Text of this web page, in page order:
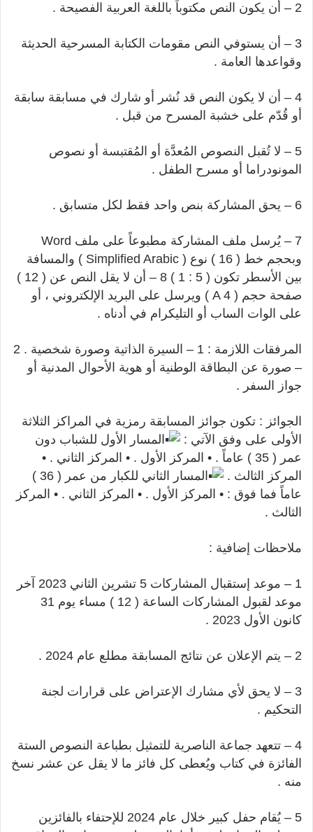
2 – أن يكون النص مكتوباً باللغة العربية الفصيحة .
3 – أن يستوفي النص مقومات الكتابة المسرحية الحديثة
وقواعدها العامة .
4 – أن لا يكون النص قد نُشر أو شارك في مسابقة سابقة
أو قُدّم على خشبة المسرح من قبل .
5 – لا تُقبل النصوص المُعدَّة أو المُقتبسة أو نصوص
المونودراما أو مسرح الطفل .
6 – يحق المشاركة بنص واحد فقط لكل متسابق .
7 – يُرسل ملف المشاركة مطبوعاً على ملف Word
وبحجم خط ( 16 ) نوع ( Simplified Arabic ) والمسافة
بين الأسطر تكون ( 5 : 1 ) 8 – أن لا يقل النص عن ( 12 )
صفحة حجم ( A 4 ) ويرسل على البريد الإلكتروني ، أو
على الوات الساب أو التليكرام في أدناه .
المرفقات اللازمة : 1 – السيرة الذاتية وصورة شخصية . 2
– صورة عن البطاقة الوطنية أو هوية الأحوال المدنية أو
جواز السفر .
الجوائز : تكون جوائز المسابقة رمزية في المراكز الثلاثة
الأولى على وفق الآتي :
المسار الأول للشباب دون
عمر ( 35 ) عاماً . • المركز الأول . • المركز الثاني . •
المركز الثالث .
المسار الثاني للكبار من عمر ( 36 )
عاماً فما فوق : • المركز الأول . • المركز الثاني . • المركز
الثالث .
ملاحظات إضافية :
1 – موعد إستقبال المشاركات 5 تشرين الثاني 2023 آخر
موعد لقبول المشاركات الساعة ( 12 ) مساء يوم 31
كانون الأول 2023 .
2 – يتم الإعلان عن نتائج المسابقة مطلع عام 2024 .
3 – لا يحق لأي مشارك الإعتراض على قرارات لجنة
التحكيم .
4 – تتعهد جماعة الناصرية للتمثيل بطباعة النصوص الستة
الفائزة في كتاب ويُعطى كل فائز ما لا يقل عن عشر نسخ
منه .
5 – يُقام حفل كبير خلال عام 2024 للإحتفاء بالفائزين